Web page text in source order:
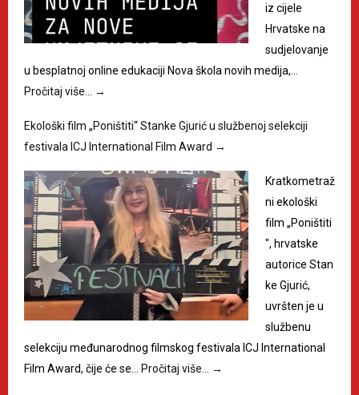
iz cijele
Hrvatske na
sudjelovanje
u besplatnoj online edukaciji Nova škola novih medija,…
Pročitaj više…
→
Ekološki film „Poništiti“ Stanke Gjurić u službenoj selekciji
festivala ICJ International Film Award →
Kratkometraž
ni ekološki
film „Poništiti
", hrvatske
autorice Stan
ke Gjurić,
uvršten je u
službenu
selekciju međunarodnog filmskog festivala ICJ International
Film Award, čije će se…
Pročitaj više… →